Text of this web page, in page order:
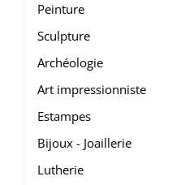
Peinture
Sculpture
Archéologie
Art impressionniste
Estampes
Bijoux - Joaillerie
Lutherie